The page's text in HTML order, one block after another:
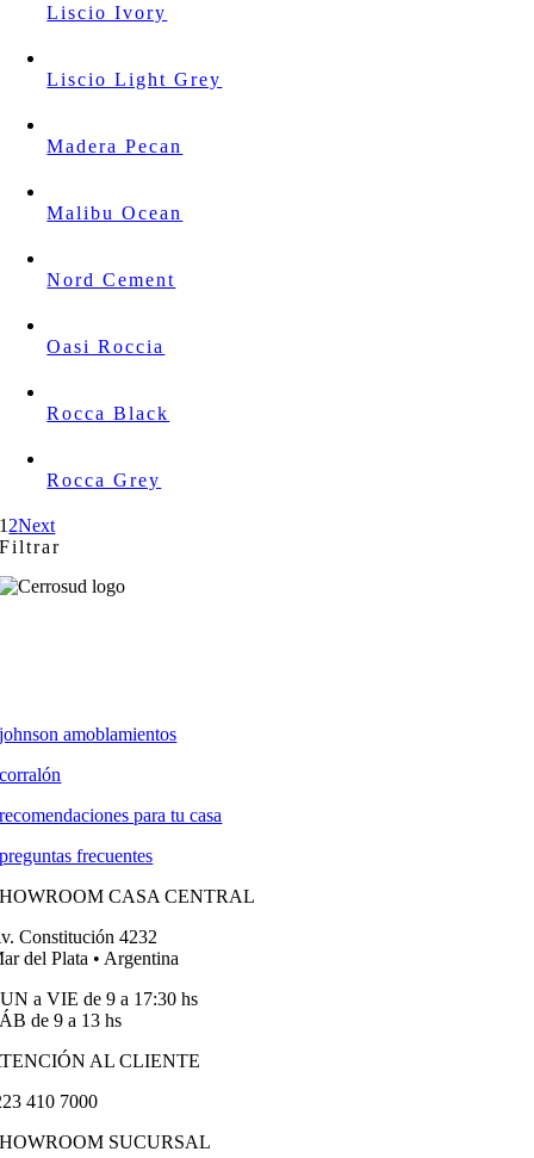
Liscio Ivory
Liscio Light Grey
Madera Pecan
Malibu Ocean
Nord Cement
Oasi Roccia
Rocca Black
Rocca Grey
1 2Next
Filtrar
johnson amoblamientos
corralón
recomendaciones para tu casa
preguntas frecuentes
CASA CENTRAL
Constitución 4232
del Plata • Argentina
a VIE de 9 a 17:30 hs
de 9 a 13 hs
AL CLIENTE
410 7000
SUCURSAL